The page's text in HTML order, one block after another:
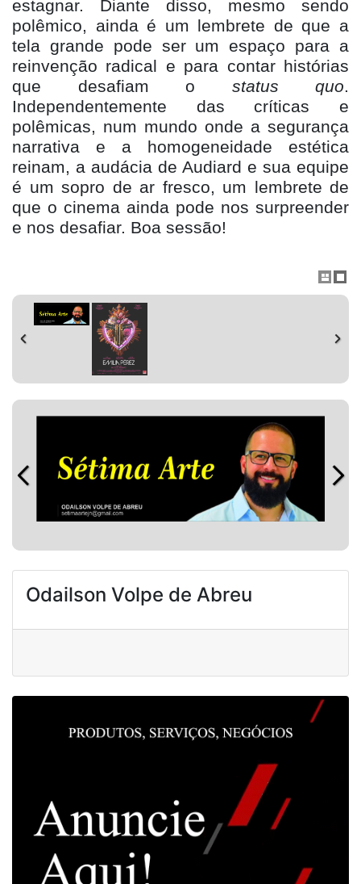
estagnar. Diante disso, mesmo sendo
polêmico, ainda é um lembrete de que a
tela grande pode ser um espaço para a
reinvenção radical e para contar histórias
que desafiam o status quo.
Independentemente das críticas e
polêmicas, num mundo onde a segurança
narrativa e a homogeneidade estética
reinam, a audácia de Audiard e sua equipe
é um sopro de ar fresco, um lembrete de
que o cinema ainda pode nos surpreender
e nos desafiar. Boa sessão!
Odailson Volpe de Abreu